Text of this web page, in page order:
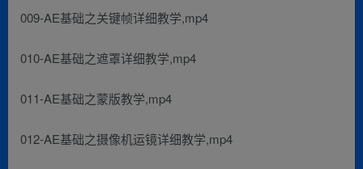
009-AE基础之关键帧详细教学,mp4
010-AE基础之遮罩详细教学,mp4
011-AE基础之蒙版教学,mp4
012-AE基础之摄像机运镜详细教学,mp4